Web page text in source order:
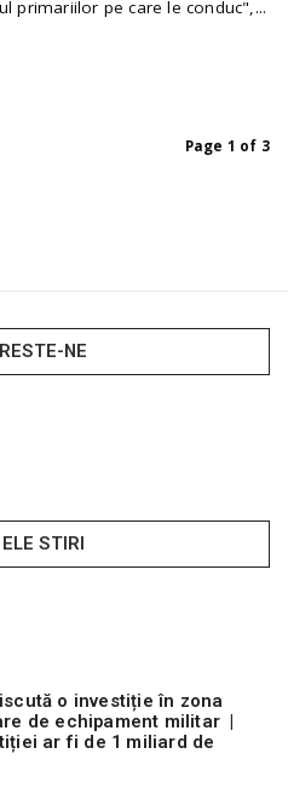
primariilor pe care le conduc",...
Page 1 of 3
NE
STIRI
o investiție în zona
de echipament militar |
ar fi de 1 miliard de